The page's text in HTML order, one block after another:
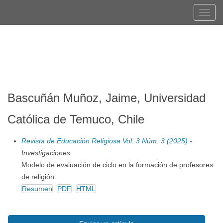
Bascuñán Muñoz, Jaime, Universidad
Católica de Temuco, Chile
Revista de Educación Religiosa Vol. 3 Núm. 3 (2025) -
Investigaciones
Modelo de evaluación de ciclo en la formación de profesores
de religión.
Resumen
PDF HTML